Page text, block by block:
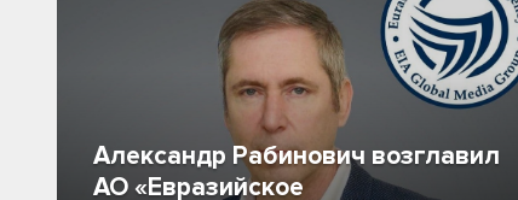
Александр Рабинович возглавил
АО «Евразийское